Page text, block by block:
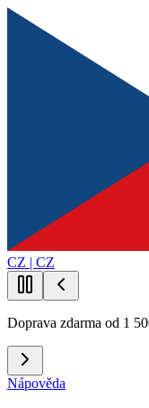
CZ | CZ
Doprava zdarma od 1
Nápověda